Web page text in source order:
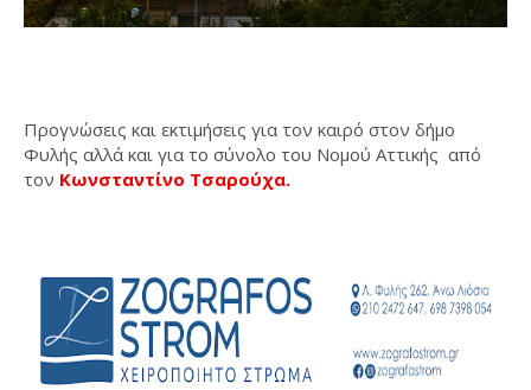
Προγνώσεις και εκτιμήσεις για τον καιρό στον δήμο
Φυλής αλλά και για το σύνολο του Νομού Αττικής από
τον Κωνσταντίνο Τσαρούχα.